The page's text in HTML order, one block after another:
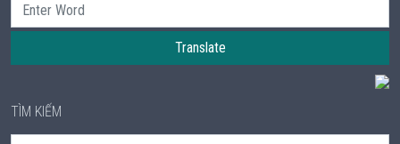
Translate
TÌM KIẾM